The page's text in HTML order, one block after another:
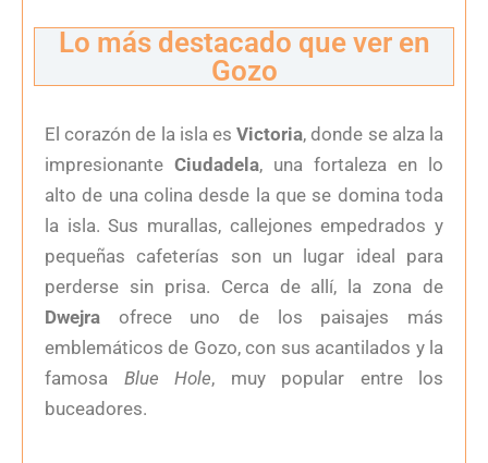
Lo más destacado que ver en
Gozo
El corazón de la isla esVictoria, donde se alza la
impresionante Ciudadela, una fortaleza en lo
alto de una colina desde la que se domina toda
la isla. Sus murallas, callejones empedrados y
pequeñas cafeterías son un lugar ideal para
perderse sin prisa. Cerca de allí, la zona de
Dwejra ofrece uno de los paisajes más
emblemáticos de Gozo, con sus acantilados y la
famosa Blue Hole, muy popular entre los
buceadores.